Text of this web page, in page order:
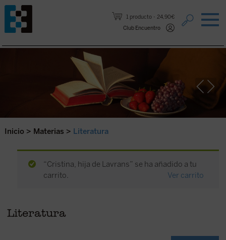
1 producto
24,90€
Club Encuentro
Saltar al contenido.
Inicio > Materias > Literatura
“Cristina, hija de Lavrans” se ha añadido a tu
carrito.
Ver carrito
Literatura